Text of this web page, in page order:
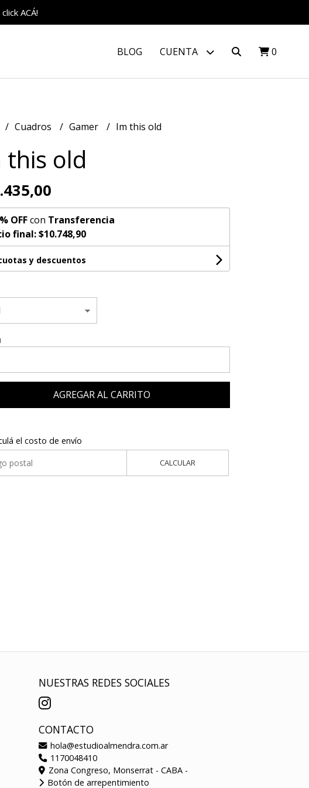
ACÁ!
BLOG CUENTA 0
Cuadros Gamer Im this old
this old
OFFcon Transferencia
final:$10.748,90
y descuentos
AGREGAR AL CARRITO
el costo de envío
CALCULAR
NUESTRAS REDES SOCIALES
CONTACTO
hola@estudioalmendra.com.ar
1170048410
Zona Congreso, Monserrat - CABA -
Botón de arrepentimiento